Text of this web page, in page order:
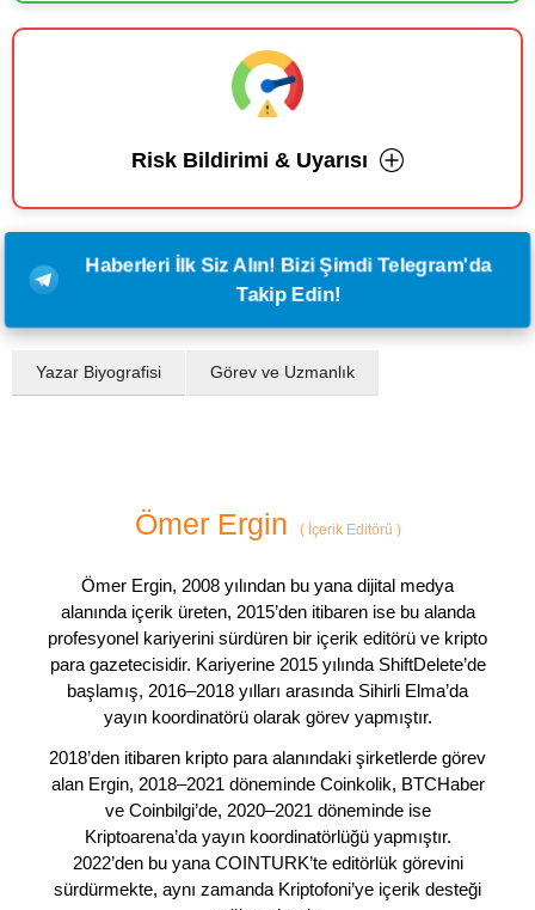
Risk Bildirimi & Uyarısı
Haberleri İlk Siz Alın! Bizi Şimdi Telegram'da
Takip Edin!
Yazar Biyografisi Görev ve Uzmanlık
Ömer Ergin (İçerik Editörü )
Ömer Ergin, 2008 yılından bu yana dijital medya
alanında içerik üreten, 2015’den itibaren ise bu alanda
profesyonel kariyerini sürdüren bir içerik editörü ve kripto
para gazetecisidir. Kariyerine 2015 yılında ShiftDelete’de
başlamış, 2016–2018 yılları arasında Sihirli Elma’da
yayın koordinatörü olarak görev yapmıştır.
2018’den itibaren kripto para alanındaki şirketlerde görev
alan Ergin, 2018–2021 döneminde Coinkolik, BTCHaber
ve Coinbilgi’de, 2020–2021 döneminde ise
Kriptoarena’da yayın koordinatörlüğü yapmıştır.
2022’den bu yana COINTURK’te editörlük görevini
sürdürmekte, aynı zamanda Kriptofoni’ye içerik desteği